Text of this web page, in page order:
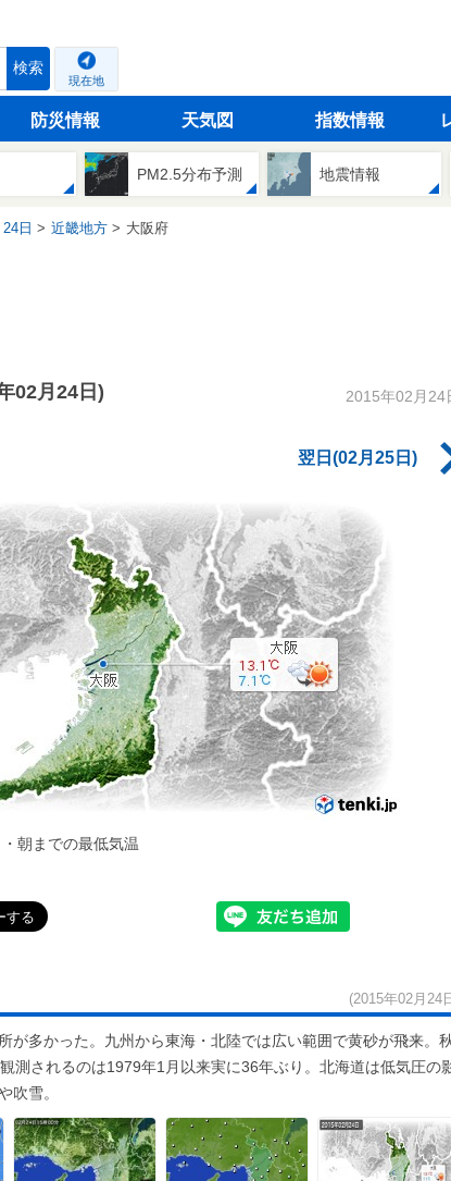
検索
現在地
防災情報 天気図 指数情報
PM2.5分布予測 地震情報
24日 近畿地方 大阪府
02月24日) 2015年02月24
翌日(02月25日)
・朝までの最低気温
(2015年02月24
が多かった。九州から東海・北陸では広い範囲で黄砂が飛来。
測されるのは1979年1月以来実に36年ぶり。北海道は低気圧の
吹雪。